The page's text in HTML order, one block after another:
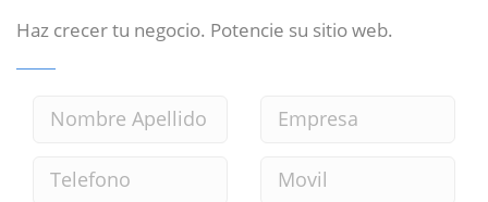
Haz crecer tu negocio. Potencie su sitio web.